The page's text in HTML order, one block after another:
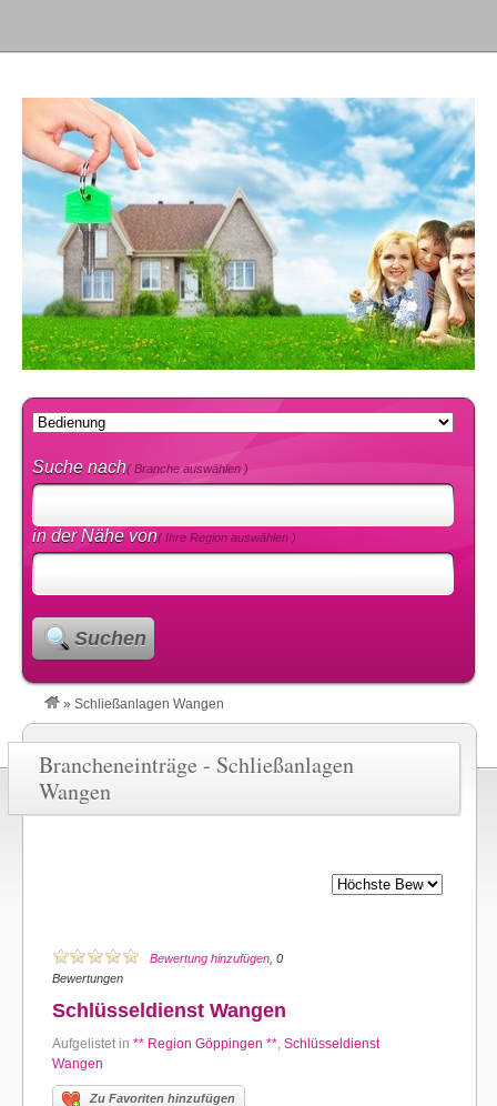
Suche nach( Branche auswählen )
in der Nähe von( Ihre Region auswählen )
Suchen
» Schließanlagen Wangen
Brancheneinträge - Schließanlagen
Wangen
Bewertung hinzufügen , 0
Bewertungen
Schlüsseldienst Wangen
Aufgelistet in ** Region Göppingen **, Schlüsseldienst
Wangen
Zu Favoriten hinzufügen